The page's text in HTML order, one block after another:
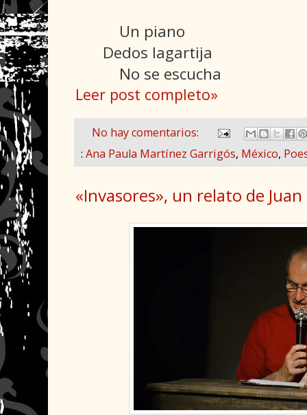
Un piano
Dedos lagartija
No se escucha
Leer post completo»
No hay comentarios:
: Ana Paula Martínez Garrigós, México,
«Invasores», un relato de